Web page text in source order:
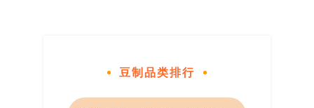
豆制品类排行